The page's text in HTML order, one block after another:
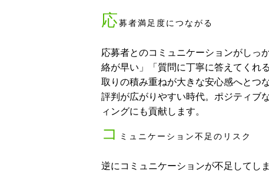
応募者満足度につながる
応募者とのコミュニケーションがし
絡が早い」「質問に丁寧に答えてくれ
取りの積み重ねが大きな安心感へとつ
評判が広がりやすい時代。ポジティブ
ィングにも貢献します。
コ ミュニケーション不足のリスク
逆にコミュニケーションが不足してし